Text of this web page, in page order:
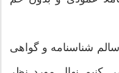
شناسنامه و گواهی